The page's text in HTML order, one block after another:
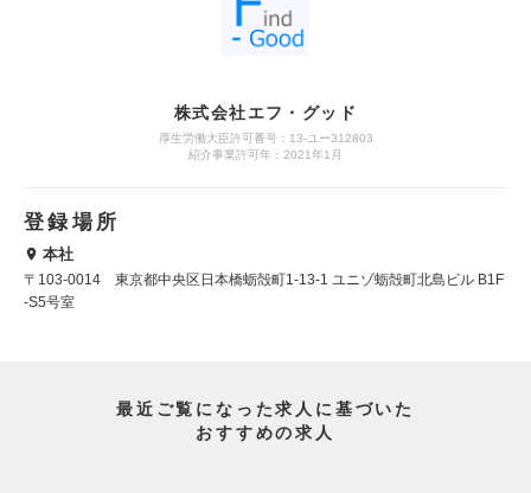
株式会社エフ・グッド
厚生労働大臣許可番号：13-ユー312803
紹介事業許可年：2021年1月
登録場所
本社
〒103-0014 東京都中央区日本橋蛎殻町1-13-1 ユニゾ蛎殻町北島ビル B1F
-S5号室
最近ご覧になった求人に基づいた
おすすめの求人